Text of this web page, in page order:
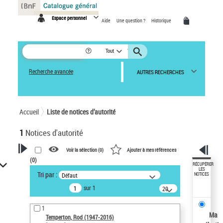
Espace personnel Aide Une question ? Historique
Tout
Recherche avancée AUTRES RECHERCHES
Accueil Liste de notices d’autorité
1 Notices d'autorité
VOTRE RECHERCHE
Recherche avancée dans les
notices d’autorité
Œuvres liées à l'auteur :
Temperton, Rod (1947-2016)
Voir la sélection (0) Ajouter à mes références
(0)
Tri par : Défaut
sur 1
20
résultats/page
1
Temperton, Rod (1947-2016)
RÉCUPÉRER
LES
NOTICES
Ma
Panneau de gestion des cookies